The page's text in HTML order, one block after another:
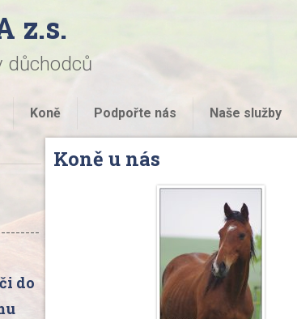
z.s.
důchodců
Koně Podpořte nás Naše služby
do
Koně u nás